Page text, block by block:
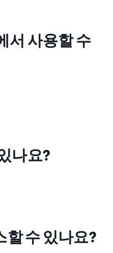
서 사용할 수
나요?
할 수 있나요?